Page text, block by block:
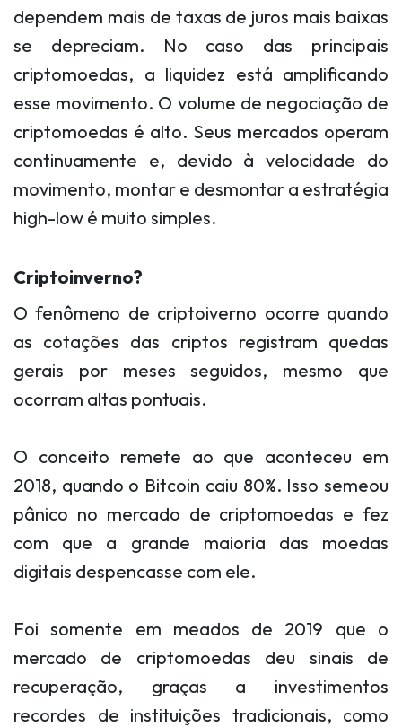
dependem mais de taxas de juros mais baixas
se depreciam. No caso das principais
criptomoedas, a liquidez está amplificando
esse movimento. O volume de negociação de
criptomoedas é alto. Seus mercados operam
continuamente e, devido à velocidade do
movimento, montar e desmontar a estratégia
high-low é muito simples.
Criptoinverno?
O fenômeno de criptoiverno ocorre quando
as cotações das criptos registram quedas
gerais por meses seguidos, mesmo que
ocorram altas pontuais.
O conceito remete ao que aconteceu em
2018, quando o Bitcoin caiu 80%. Isso semeou
pânico no mercado de criptomoedas e fez
com que a grande maioria das moedas
digitais despencasse com ele.
Foi somente em meados de 2019 que o
mercado de criptomoedas deu sinais de
recuperação, graças a investimentos
recordes de instituições tradicionais, como